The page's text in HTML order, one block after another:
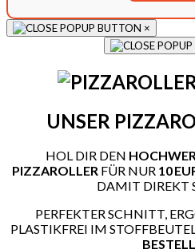
×
UNSER
HOL DIR DEN
PIZZAROLLER FÜR NUR 10
DAMIT DIREKT
PERFEKTER SCHNITT,
PLASTIKFREI IM